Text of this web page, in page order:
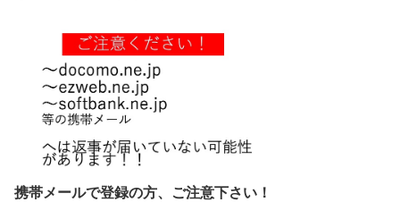
携帯メールで登録の方、ご注意下さい！